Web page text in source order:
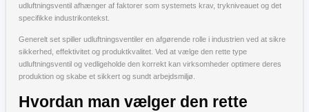
udluftningsventil afhænger af faktorer som systemets krav, trykniveauet og det
specifikke industrikontekst.
Generelt set spiller udluftningsventiler en afgørende rolle i industrien ved at sikre
sikkerhed, effektivitet og produktkvalitet. Ved at vælge den rette type
udluftningsventil og vedligeholde den korrekt kan virksomheder optimere deres
produktion og skabe et sikkert og sundt arbejdsmiljø.
Hvordan man vælger den rette